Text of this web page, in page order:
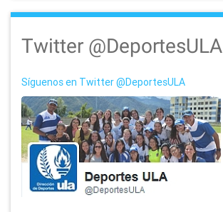
Twitter @DeportesULA
Síguenos en Twitter @DeportesULA